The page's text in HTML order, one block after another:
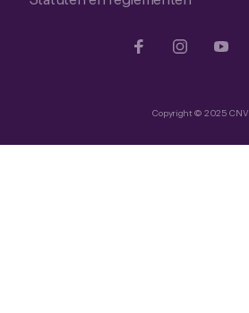
Copyright © 2025 CNV